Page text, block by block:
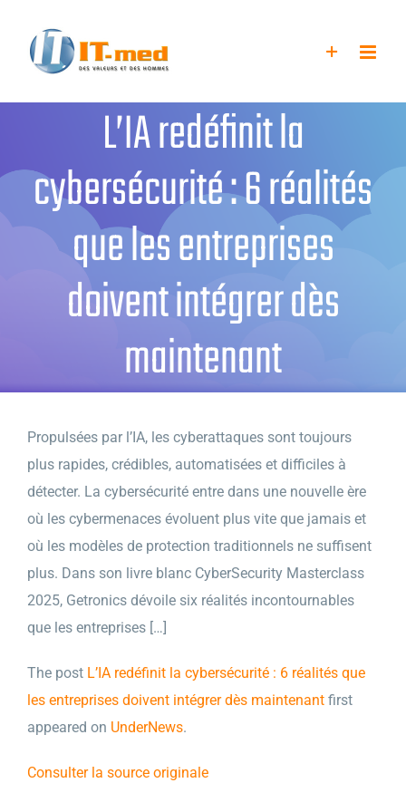
contenu
L’IA redéfinit la
cybersécurité : 6 réalités
que les entreprises
doivent intégrer dès
maintenant
Propulsées par l’IA, les cyberattaques sont toujours
plus rapides, crédibles, automatisées et difficiles à
détecter. La cybersécurité entre dans une nouvelle ère
où les cybermenaces évoluent plus vite que jamais et
où les modèles de protection traditionnels ne suffisent
plus. Dans son livre blanc CyberSecurity Masterclass
2025, Getronics dévoile six réalités incontournables
que les entreprises […]
The post L’IA redéfinit la cybersécurité : 6 réalités que
les entreprises doivent intégrer dès maintenant first
appeared on UnderNews.
Consulter la source originale